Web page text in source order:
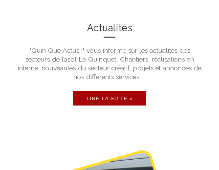
Actualités
"Quin Qué Actus !" vous informe sur les actualités des
secteurs de l’asbl Le Quinquet. Chantiers, réalisations en
interne, nouveautés du secteur créatif, projets et annonces de
nos différents services ...
LIRE LA SUITE »